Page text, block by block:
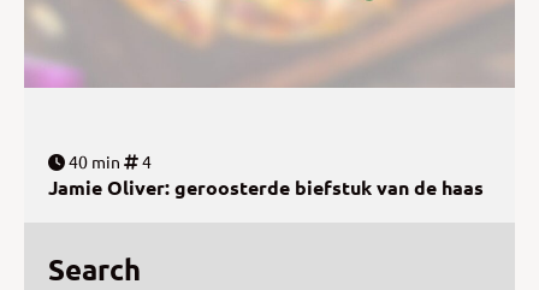
40 min 4
Jamie Oliver: geroosterde biefstuk van de haas
Search